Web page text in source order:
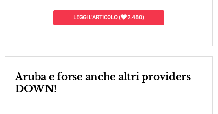
LEGGI L'ARTICOLO( 2.480)
Aruba e forse anche altri providers
DOWN!